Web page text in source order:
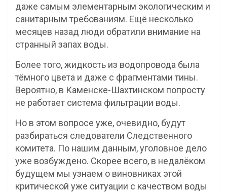
даже самым элементарным экологическим и
санитарным требованиям. Ещё несколько
месяцев назад люди обратили внимание на
странный запах воды.
Более того, жидкость из водопровода была
тёмного цвета и даже с фрагментами тины.
Вероятно, в Каменске-Шахтинском попросту
не работает система фильтрации воды.
Но в этом вопросе уже, очевидно, будут
разбираться следователи Следственного
комитета. По нашим данным, уголовное дело
уже возбуждено. Скорее всего, в недалёком
будущем мы узнаем о виновниках этой
критической уже ситуации с качеством воды